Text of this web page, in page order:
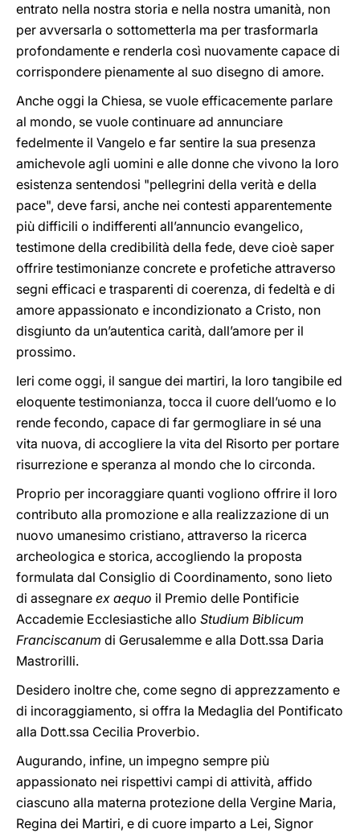
entrato nella nostra storia e nella nostra umanità, non
per avversarla o sottometterla ma per trasformarla
profondamente e renderla così nuovamente capace di
corrispondere pienamente al suo disegno di amore.
Anche oggi la Chiesa, se vuole efficacemente parlare
al mondo, se vuole continuare ad annunciare
fedelmente il Vangelo e far sentire la sua presenza
amichevole agli uomini e alle donne che vivono la loro
esistenza sentendosi "pellegrini della verità e della
pace", deve farsi, anche nei contesti apparentemente
più difficili o indifferenti all’annuncio evangelico,
testimone della credibilità della fede, deve cioè saper
offrire testimonianze concrete e profetiche attraverso
segni efficaci e trasparenti di coerenza, di fedeltà e di
amore appassionato e incondizionato a Cristo, non
disgiunto da un’autentica carità, dall’amore per il
prossimo.
Ieri come oggi, il sangue dei martiri, la loro tangibile ed
eloquente testimonianza, tocca il cuore dell’uomo e lo
rende fecondo, capace di far germogliare in sé una
vita nuova, di accogliere la vita del Risorto per portare
risurrezione e speranza al mondo che lo circonda.
Proprio per incoraggiare quanti vogliono offrire il loro
contributo alla promozione e alla realizzazione di un
nuovo umanesimo cristiano, attraverso la ricerca
archeologica e storica, accogliendo la proposta
formulata dal Consiglio di Coordinamento, sono lieto
di assegnare ex aequo il Premio delle Pontificie
Accademie Ecclesiastiche allo Studium Biblicum
Franciscanum di Gerusalemme e alla Dott.ssa Daria
Mastrorilli.
Desidero inoltre che, come segno di apprezzamento e
di incoraggiamento, si offra la Medaglia del Pontificato
alla Dott.ssa Cecilia Proverbio.
Augurando, infine, un impegno sempre più
appassionato nei rispettivi campi di attività, affido
ciascuno alla materna protezione della Vergine Maria,
Regina dei Martiri, e di cuore imparto a Lei, Signor